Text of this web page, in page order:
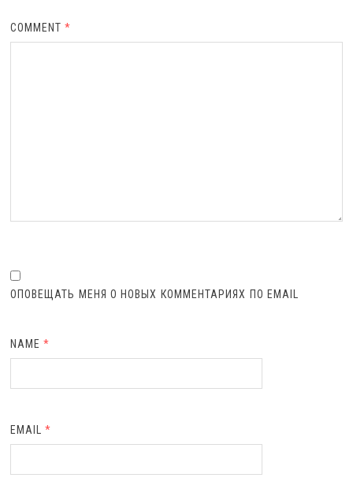
COMMENT*
ОПОВЕЩАТЬ МЕНЯ О НОВЫХ КОММЕНТАРИЯХ ПО EMAIL
NAME*
EMAIL*